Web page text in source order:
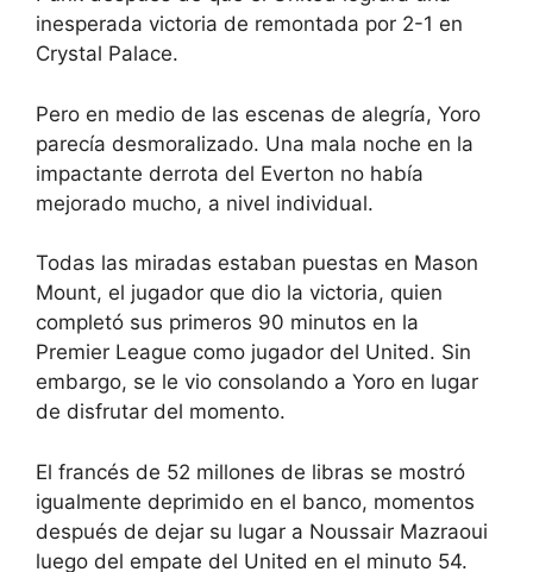
inesperada victoria de remontada por 2-1 en
Crystal Palace.
Pero en medio de las escenas de alegría, Yoro
parecía desmoralizado. Una mala noche en la
impactante derrota del Everton no había
mejorado mucho, a nivel individual.
Todas las miradas estaban puestas en Mason
Mount, el jugador que dio la victoria, quien
completó sus primeros 90 minutos en la
Premier League como jugador del United. Sin
embargo, se le vio consolando a Yoro en lugar
de disfrutar del momento.
El francés de 52 millones de libras se mostró
igualmente deprimido en el banco, momentos
después de dejar su lugar a Noussair Mazraoui
luego del empate del United en el minuto 54.